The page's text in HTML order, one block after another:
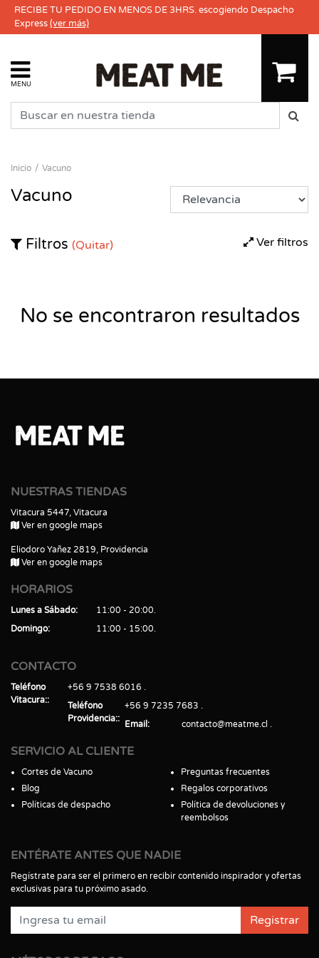
RECIBE TU PEDIDO EN MENOS DE 3HRS. escogiendo Despacho
Express(ver más)
MENU
Inicio Vacuno
Vacuno
Ver filtros
Filtros (Quitar)
No se encontraron resultados
NUESTRAS TIENDAS
Vitacura 5447, Vitacura
Ver en google maps
Eliodoro Yañez 2819, Providencia
Ver en google maps
HORARIOS
Lunes a Sábado
11:00 - 20:00
Domingo
11:00 - 15:00
CONTACTO
Teléfono
Vitacura:
+56 9 7538 6016
Teléfono
Providencia:
+56 9 7235 7683
Email
contacto@meatme.cl
SERVICIO AL CLIENTE
Cortes de Vacuno
Blog
Políticas de despacho
Preguntas frecuentes
Regalos corporativos
Política de devoluciones y
reembolsos
ENTÉRATE ANTES QUE NADIE
Regístrate para ser el primero en recibir contenido inspirador y ofertas
exclusivas para tu próximo asado.
Registrar